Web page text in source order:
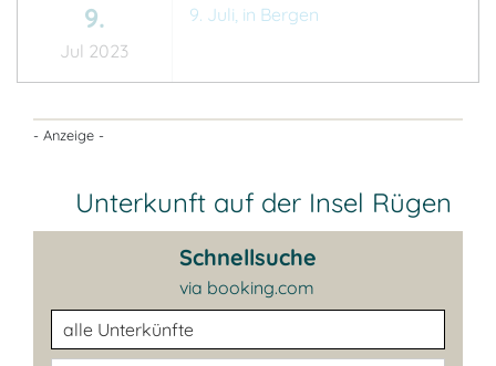
9.
Jul 2023
9. Juli, in Bergen
- Anzeige -
Unterkunft auf der Insel Rügen
Schnellsuche
via booking.com
Unterkunftsart